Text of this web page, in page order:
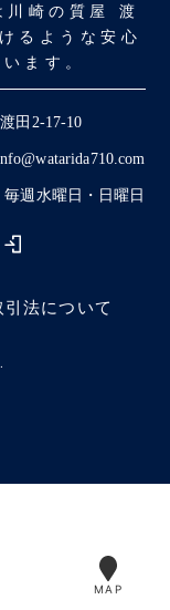
崎の質屋 渡
るような安心
ます。
田2-17-10
毎週水曜日・日曜日
法について
MAP